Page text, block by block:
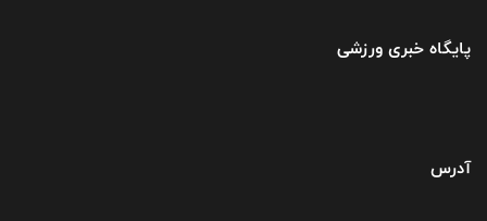
پایگاه خبری ورزشی
آدرس